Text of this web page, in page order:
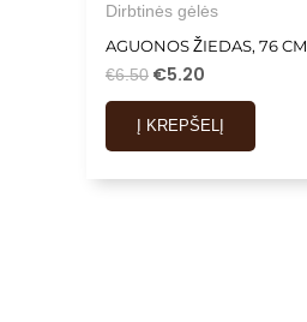
Dirbtinės gėlės
AGUONOS ŽIEDAS, 76 CM
€6.50 €5.20
Į KREPŠELĮ